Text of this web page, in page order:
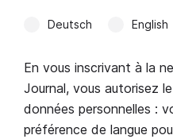
Deutsch English
En vous inscrivant à la
Journal, vous autorisez
données personnelles :
préférence de langue